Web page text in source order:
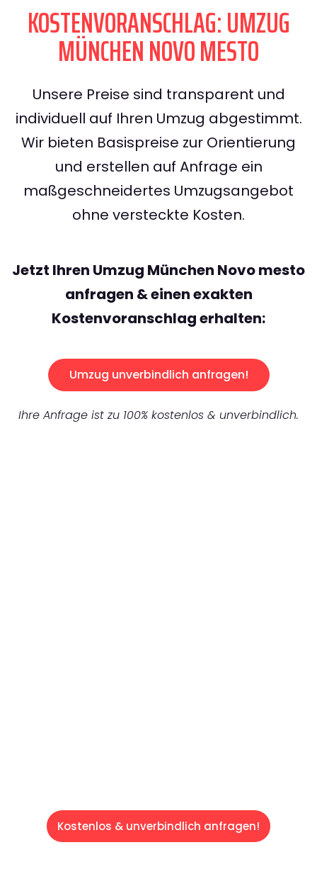
KOSTENVORANSCHLAG: UMZUG
MÜNCHEN NOVO MESTO
Unsere Preise sind transparent und
individuell auf Ihren Umzug abgestimmt.
Wir bieten Basispreise zur Orientierung
und erstellen auf Anfrage ein
maßgeschneidertes Umzugsangebot
ohne versteckte Kosten.
Jetzt Ihren Umzug München Novo mesto
anfragen & einen exakten
Kostenvoranschlag erhalten:
Umzug unverbindlich anfragen!
Ihre Anfrage ist zu 100% kostenlos & unverbindlich.
Kostenlos & unverbindlich anfragen!